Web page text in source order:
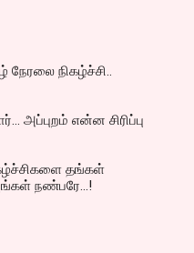
நிகழ்ச்சி..
அப்புறம் என்ன சிரிப்பு
தங்கள்
நண்பரே...!